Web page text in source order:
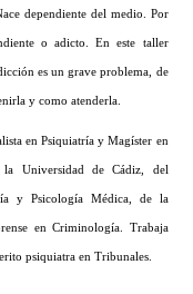
dependiente del medio. Por
o adicto. En este taller
es un grave problema, de
y como atenderla.
en Psiquiatría y Magíster en
la Universidad de Cádiz, del
y Psicología Médica, de la
en Criminología. Trabaja
psiquiatra en Tribunales.